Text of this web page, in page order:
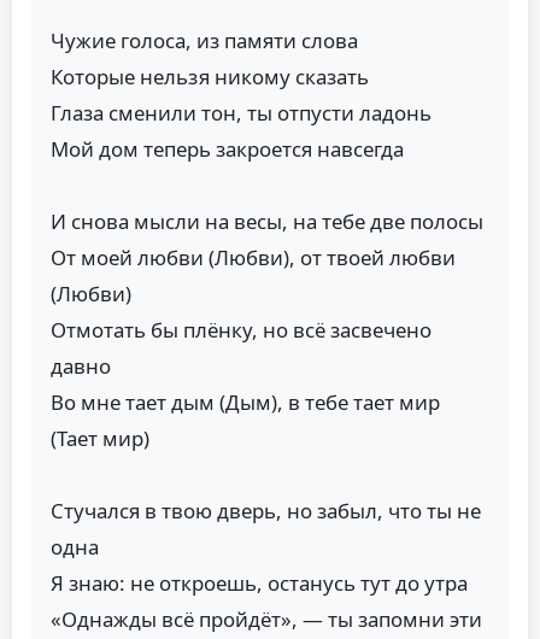
Чужие голоса, из памяти слова
Которые нельзя никому сказать
Глаза сменили тон, ты отпусти ладонь
Мой дом теперь закроется навсегда
И снова мысли на весы, на тебе две полосы
От моей любви (Любви), от твоей любви
(Любви)
Отмотать бы плёнку, но всё засвечено
давно
Во мне тает дым (Дым), в тебе тает мир
(Тает мир)
Стучался в твою дверь, но забыл, что ты не
одна
Я знаю: не откроешь, останусь тут до утра
«Однажды всё пройдёт», — ты запомни эти